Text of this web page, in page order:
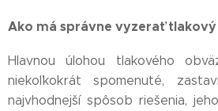
Ako má správne vyzerať
Hlavnou úlohou tlakového
niekoľkokrát spomenuté,
najvhodnejší spôsob riešenia,